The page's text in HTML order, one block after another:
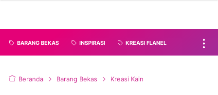
BARANG BEKAS INSPIRASI KREASI FLANEL
Beranda Barang Bekas Kreasi Kain